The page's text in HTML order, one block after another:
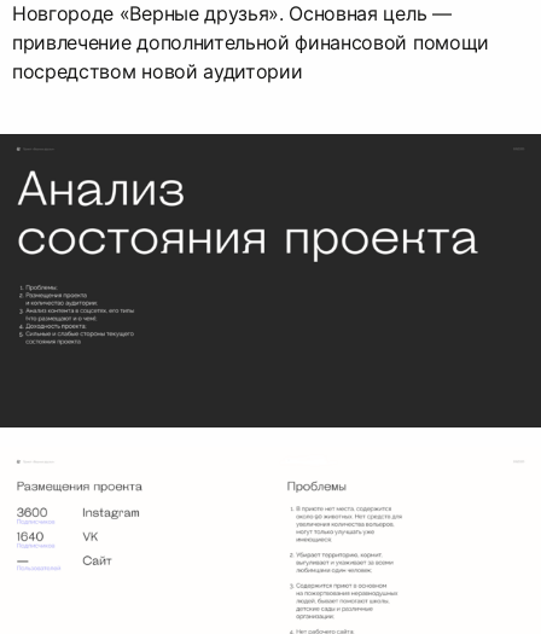
Новгороде «Верные друзья». Основная цель —
привлечение дополнительной финансовой помощи
посредством новой аудитории